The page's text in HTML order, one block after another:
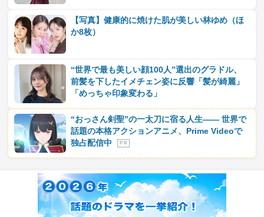
【写真】健康的に焼けた肌が美しい林ゆめ（ほ
か8枚）
“世界で最も美しい顔100人”選出のグラドル、
前髪を下したイメチェン姿に反響「髪が綺麗」
「めっちゃ印象変わる」
“おっさん剣聖”の一太刀に宿る人生―― 世界で
話題の本格アクションアニメ、Prime Videoで
独占配信中
P R